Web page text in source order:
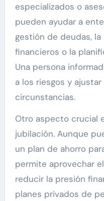
especializados o
pueden ayudar a
gestión de deudas,
financieros o la
Una persona
a los riesgos y
circunstancias.
Otro aspecto crucial
jubilación. Aunque
un plan de ahorro
permite aprovechar
reducir la presión
planes privados de